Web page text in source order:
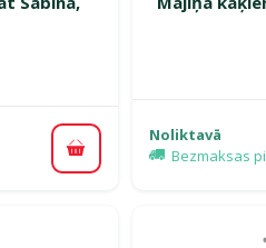
Pievienot grozam
Noliktavā
Bezmaksas